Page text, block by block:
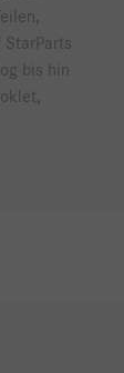
StarParts
bis hin